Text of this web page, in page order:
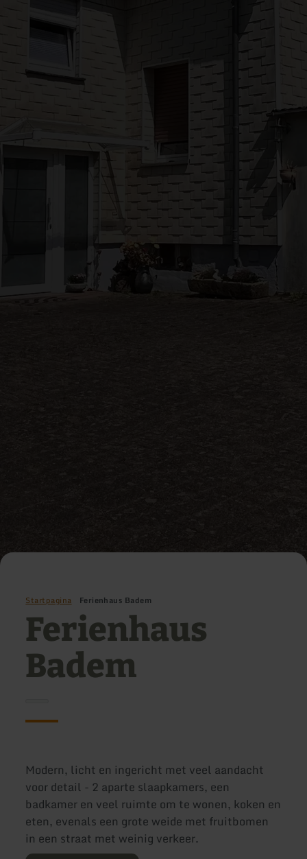
Startpagina Ferienhaus Badem
Ferienhaus
Badem
Modern, licht en ingericht met veel aandacht
voor detail - 2 aparte slaapkamers, een
badkamer en veel ruimte om te wonen, koken en
eten, evenals een grote weide met fruitbomen
in een straat met weinig verkeer.